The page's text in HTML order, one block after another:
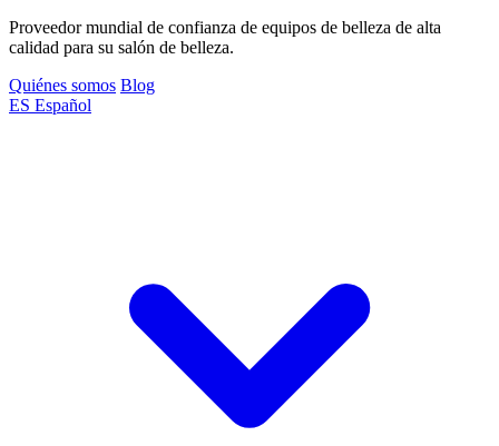
Proveedor mundial de confianza de equipos de belleza de alta
calidad para su salón de belleza.
Quiénes somos Blog
ES Español